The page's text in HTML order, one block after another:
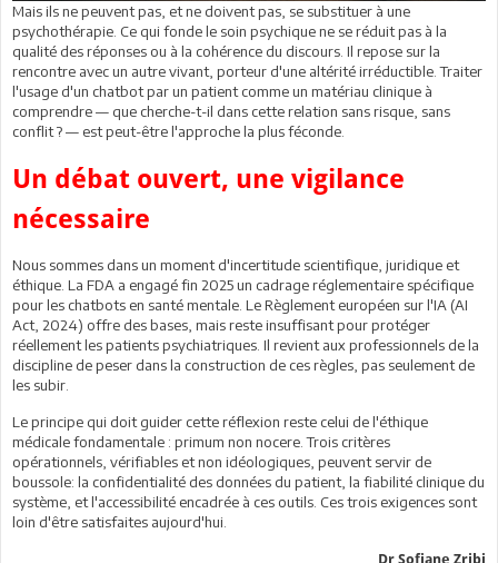
Mais ils ne peuvent pas, et ne doivent pas, se substituer à une
psychothérapie. Ce qui fonde le soin psychique ne se réduit pas à la
qualité des réponses ou à la cohérence du discours. Il repose sur la
rencontre avec un autre vivant, porteur d'une altérité irréductible. Traiter
l'usage d'un chatbot par un patient comme un matériau clinique à
comprendre — que cherche-t-il dans cette relation sans risque, sans
conflit ? — est peut-être l'approche la plus féconde.
Un débat ouvert, une vigilance
nécessaire
Nous sommes dans un moment d'incertitude scientifique, juridique et
éthique. La FDA a engagé fin 2025 un cadrage réglementaire spécifique
pour les chatbots en santé mentale. Le Règlement européen sur l'IA (AI
Act, 2024) offre des bases, mais reste insuffisant pour protéger
réellement les patients psychiatriques. Il revient aux professionnels de la
discipline de peser dans la construction de ces règles, pas seulement de
les subir.
Le principe qui doit guider cette réflexion reste celui de l'éthique
médicale fondamentale : primum non nocere. Trois critères
opérationnels, vérifiables et non idéologiques, peuvent servir de
boussole: la confidentialité des données du patient, la fiabilité clinique du
système, et l'accessibilité encadrée à ces outils. Ces trois exigences sont
loin d'être satisfaites aujourd'hui.
Dr Sofiane Zribi